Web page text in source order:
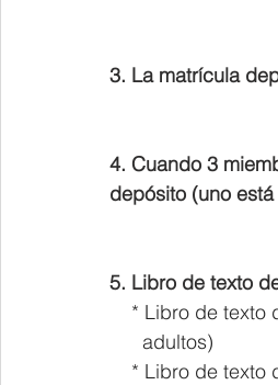
3. La matrícula
4. Cuando 3
depósito (uno
5. Libro de texto
* Libro de texto
      adultos)
* Libro de texto